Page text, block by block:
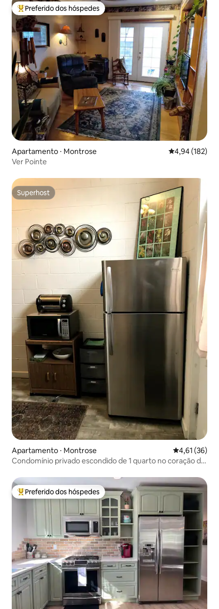
Entre os melhores preferidos dos hóspedes
Preferido dos hóspedes
Apartamento ⋅ Montrose 4,94 de uma
4,94 (182)
Ver Pointe
Superhost
Superhost
Apartamento ⋅ Montrose 4,61 de uma
4,61 (36)
Condomínio privado escondido de 1 quarto no coração do
Entre os melhores preferidos dos hóspedes
Preferido dos hóspedes